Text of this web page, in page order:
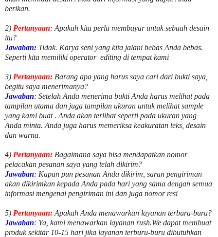
berikan.
2) Pertanyaan: Apakah kita perlu membayar untuksebuah desain
itu?
Jawaban: Tidak. Karya seni yang kita jalani bebas Anda bebas.
Seperti kita memiliki operator editing di tempat kami
3) Pertanyaan: Barang apa yang harus saya cari dari bukti saya,
begitu saya menerimanya?
Jawaban: Setelah Anda menerima bukti Anda harus melihat pada
tampilan utama dan juga tampilan ukuran untuk melihatsample
yang kami buat . Anda akan terlihat seperti pada ukuran yang
Anda minta. Anda juga harus memeriksa keakuratan teks, desain
dan warna.
4) Pertanyaan: Bagaimana saya bisa mendapatkan nomor
pelacakan pesanan saya yang telah dikirim?
Jawaban: Kapan pun pesanan Anda dikirim, saran pengiriman
akan dikirimkan kepada Anda pada hari yang sama dengan semua
informasi mengenai pengiriman ini dan juga nomorresi
5) Pertanyaan: Apakah Anda menawarkan layanan terburu-buru?
Jawaban: Ya, kami menawarkan layanan rush.We dapat membuat
produk sekitar 10-15 hari jika layanan terburu-buru dibutuhkan